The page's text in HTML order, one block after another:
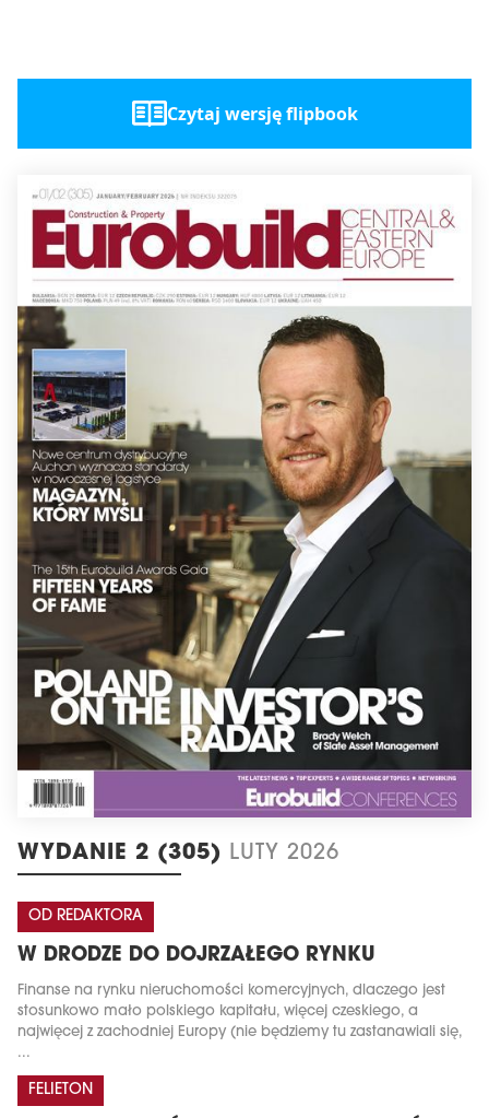
Czytaj wersję flipbook
WYDANIE 2 (305) LUTY 2026
OD REDAKTORA
W DRODZE DO DOJRZAŁEGO RYNKU
Finanse na rynku nieruchomości komercyjnych, dlaczego jest
stosunkowo mało polskiego kapitału, więcej czeskiego, a
najwięcej z zachodniej Europy (nie będziemy tu zastanawiali się,
...
FELIETON